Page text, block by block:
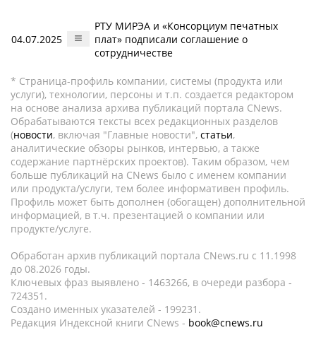
04.07.2025
РТУ МИРЭА и «Консорциум печатных
плат» подписали соглашение о
сотрудничестве
* Страница-профиль компании, системы (продукта или
услуги), технологии, персоны и т.п. создается редактором
на основе анализа архива публикаций портала CNews.
Обрабатываются тексты всех редакционных разделов
(новости, включая "Главные новости", статьи,
аналитические обзоры рынков, интервью, а также
содержание партнёрских проектов). Таким образом, чем
больше публикаций на CNews было с именем компании
или продукта/услуги, тем более информативен профиль.
Профиль может быть дополнен (обогащен) дополнительной
информацией, в т.ч. презентацией о компании или
продукте/услуге.
Обработан архив публикаций портала CNews.ru c 11.1998
до 08.2026 годы.
Ключевых фраз выявлено - 1463266, в очереди разбора -
724351.
Создано именных указателей - 199231.
Редакция Индексной книги CNews - book@cnews.ru